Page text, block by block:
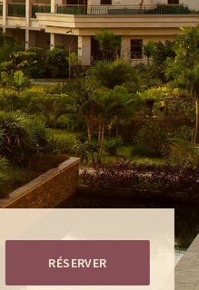
RÉSERVER